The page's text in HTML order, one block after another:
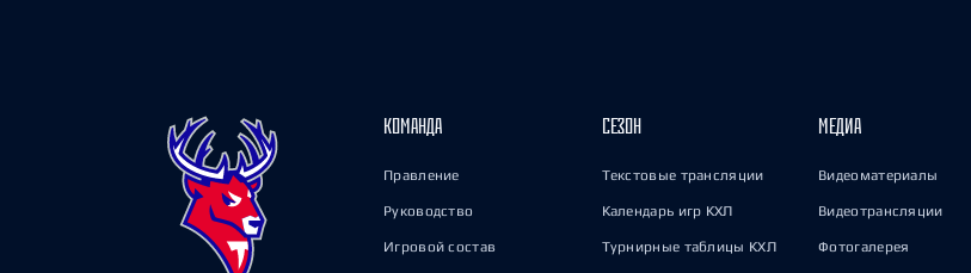
КОМАНДА
Правление
Руководство
Игровой состав
СЕЗОН
Текстовые трансляции
Календарь игр КХЛ
Турнирные таблицы КХЛ
МЕДИА
Видеоматериалы
Видеотрансляции
Фотогалерея